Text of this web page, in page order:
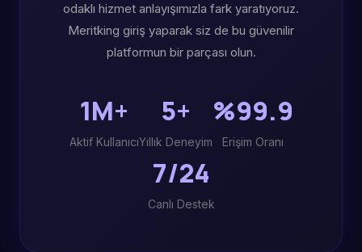
odaklı hizmet anlayışımızla fark yaratıyoruz.
Meritking giriş yaparak siz de bu güvenilir
platformun bir parçası olun.
1M+
Aktif Kullanıcı
5+
Yıllık Deneyim
%99.9
Erişim Oranı
7/24
Canlı Destek